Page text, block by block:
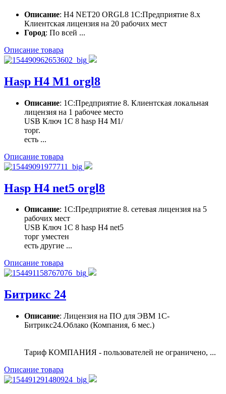
Описание: H4 NET20 ORGL8 1С:Предприятие 8.x
Клиентская лицензия на 20 рабочих мест
Город: По всей ...
Описание товара
Hasp H4 M1 orgl8
Описание: 1С:Предприятие 8. Клиентская локальная
лицензия на 1 рабочее место
USB Ключ 1С 8 hasp H4 M1/
торг.
есть ...
Описание товара
Hasp H4 net5 orgl8
Описание: 1С:Предприятие 8. сетевая лицензия на 5
рабочих мест
USB Ключ 1С 8 hasp H4 net5
торг уместен
есть другие ...
Описание товара
Битрикс 24
Описание: Лицензия на ПО для ЭВМ 1С-
Битрикс24.Облако (Компания, 6 мес.)
Тариф КОМПАНИЯ - пользователей не ограничено, ...
Описание товара